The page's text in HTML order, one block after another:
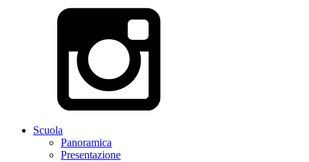
Scuola
Panoramica
Presentazione